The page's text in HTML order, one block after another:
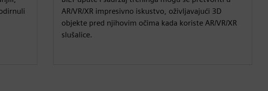
AR/VR/XR impresivno iskustvo, oživljavajući 3D
objekte pred njihovim očima kada koriste AR/VR/XR
slušalice.